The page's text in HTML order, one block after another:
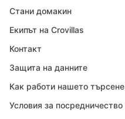
Стани домакин
Екипът на Crovillas
Контакт
Защита на данните
Как работи нашето търсене
Условия за посредничество